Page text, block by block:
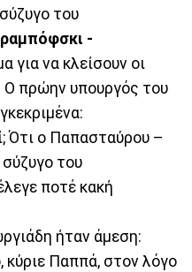
του
-
για να κλείσουν οι
Ο πρώην υπουργός του
Ότι ο Παπασταύρου –
σύζυγο του
ποτέ κακή
ήταν άμεση:
κύριε Παππά, στον λόγο